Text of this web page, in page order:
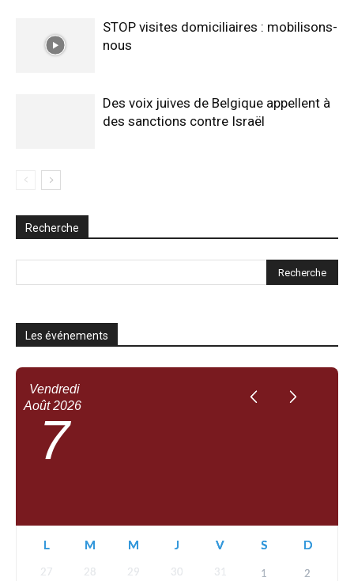
STOP visites domiciliaires : mobilisons-
nous
Des voix juives de Belgique appellent à
des sanctions contre Israël
Recherche
Les événements
Vendredi
Août 2026
7
L M M J V S D
27 28 29 30 31 1 2